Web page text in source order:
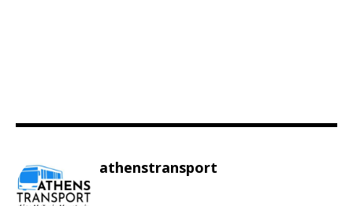
athenstransport